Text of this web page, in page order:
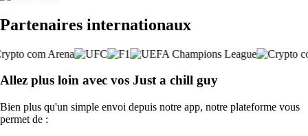
Partenaires internationaux
Allez plus loin avec vos Just a chill guy
Bien plus qu'un simple envoi depuis notre app, notre plateforme vous
permet de :